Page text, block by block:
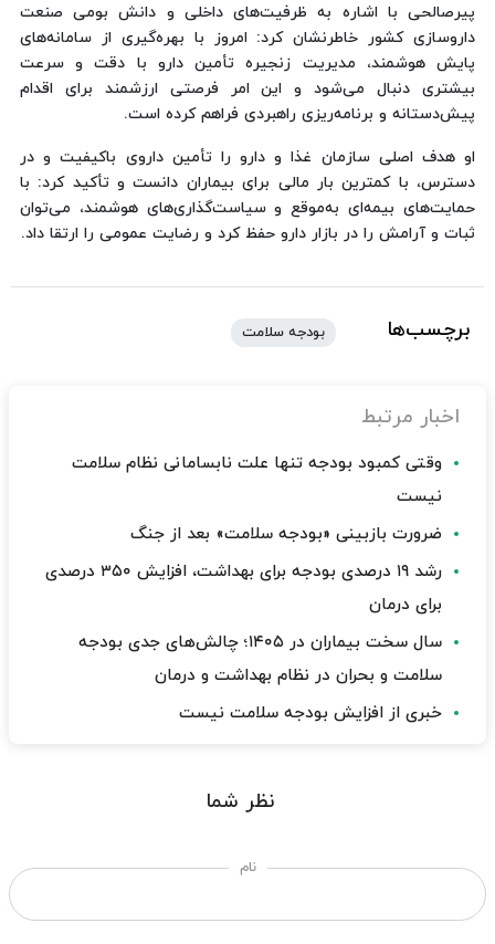
پیرصالحی با اشاره به ظرفیت‌های داخلی و دانش بومی صنعت
داروسازی کشور خاطرنشان کرد: امروز با بهره‌گیری از سامانه‌های
پایش هوشمند، مدیریت زنجیره تأمین دارو با دقت و سرعت
بیشتری دنبال می‌شود و این امر فرصتی ارزشمند برای اقدام
پیش‌دستانه و برنامه‌ریزی راهبردی فراهم کرده است.
او هدف اصلی سازمان غذا و دارو را تأمین داروی باکیفیت و در
دسترس، با کمترین بار مالی برای بیماران دانست و تأکید کرد: با
حمایت‌های بیمه‌ای به‌موقع و سیاست‌گذاری‌های هوشمند، می‌توان
ثبات و آرامش را در بازار دارو حفظ کرد و رضایت عمومی را ارتقا داد.
برچسب‌ها بودجه سلامت
اخبار مرتبط
وقتی کمبود بودجه تنها علت نابسامانی نظام سلامت
نیست
ضرورت بازبینی «بودجه سلامت» بعد از جنگ
رشد ۱۹ درصدی بودجه برای بهداشت، افزایش ۳۵۰ درصدی
برای درمان
سال سخت بیماران در ۱۴۰۵؛ چالش‌های جدی بودجه
سلامت و بحران در نظام بهداشت و درمان
خبری از افزایش بودجه سلامت نیست
نظر شما
نام